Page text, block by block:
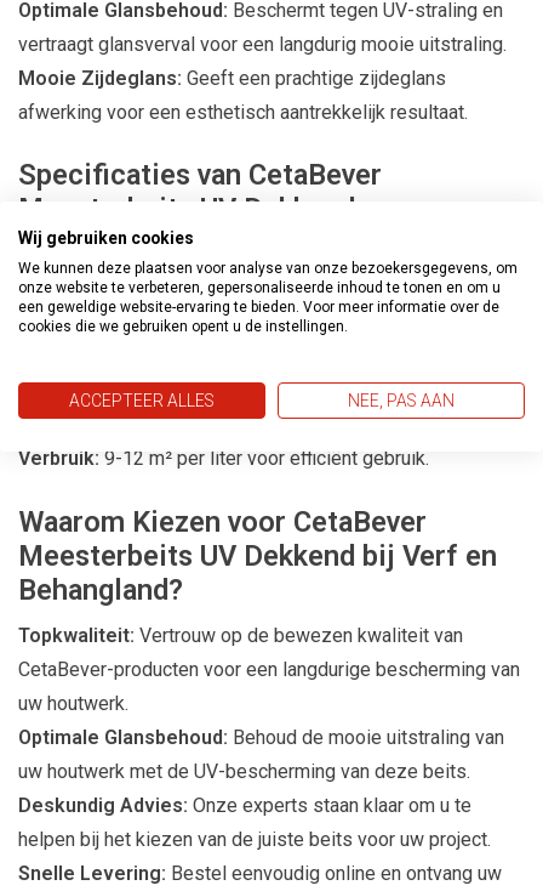
Optimale Glansbehoud: Beschermt tegen UV-straling en
vertraagt glansverval voor een langdurig mooie uitstraling.
Mooie Zijdeglans: Geeft een prachtige zijdeglans
afwerking voor een esthetisch aantrekkelijk resultaat.
Specificaties van CetaBever
Meesterbeits UV Dekkend
Duurzaamheid:
uw houtwerk.
Beste Bescherming:Zorgt voor de beste bescherming
UV-filter:Beschermt het hout effectief tegen schadelijke
UV-straling voor behoud van kleur en glans.
Verbruik: 9-12 m² per liter voor efficiënt gebruik.
Waarom Kiezen voor CetaBever
Meesterbeits UV Dekkend bij Verf en
Behangland?
Topkwaliteit: Vertrouw op de bewezen kwaliteit van
CetaBever-producten voor een langdurige bescherming van
uw houtwerk.
Optimale Glansbehoud: Behoud de mooie uitstraling van
uw houtwerk met de UV-bescherming van deze beits.
Deskundig Advies: Onze experts staan klaar om u te
helpen bij het kiezen van de juiste beits voor uw project.
Snelle Levering: Bestel eenvoudig online en ontvang uw
Wij gebruiken cookies
We kunnen deze plaatsen voor analyse van onze bezoekersgegevens, om
onze website te verbeteren, gepersonaliseerde inhoud te tonen en om u
een geweldige website-ervaring te bieden. Voor meer informatie over de
cookies die we gebruiken opent u de instellingen.
ACCEPTEER ALLES NEE, PAS AAN